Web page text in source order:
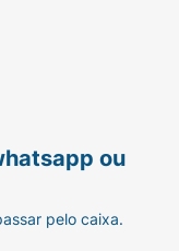
Flower
Extract³,
ou
pelo caixa.